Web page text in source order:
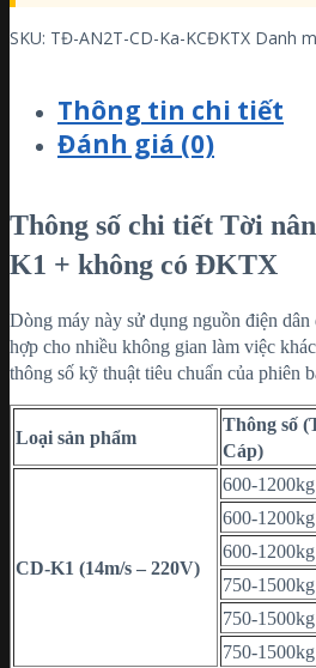
SKU: TĐ-AN2T-CD-Ka-KCĐKTX Danh
Thông tin chi tiết
Đánh giá (0)
Thông số chi tiết Tời
K1 + không có ĐKTX
Dòng máy này sử dụng nguồn điện
hợp cho nhiều không gian làm việc
thông số kỹ thuật tiêu chuẩn của phiên
Loại sản phẩm
Thông số
Cáp)
CD-K1 (14m/s – 220V)
600-
600-
600-
750-
750-
750-